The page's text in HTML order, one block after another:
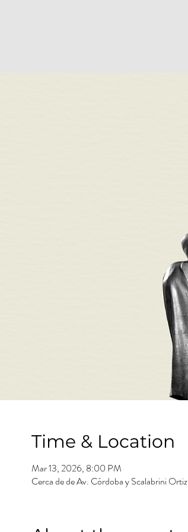
Time & Location
Mar 13, 2026, 8:00 PM
Cerca de de Av. Córdoba y Scalabrini Ortiz